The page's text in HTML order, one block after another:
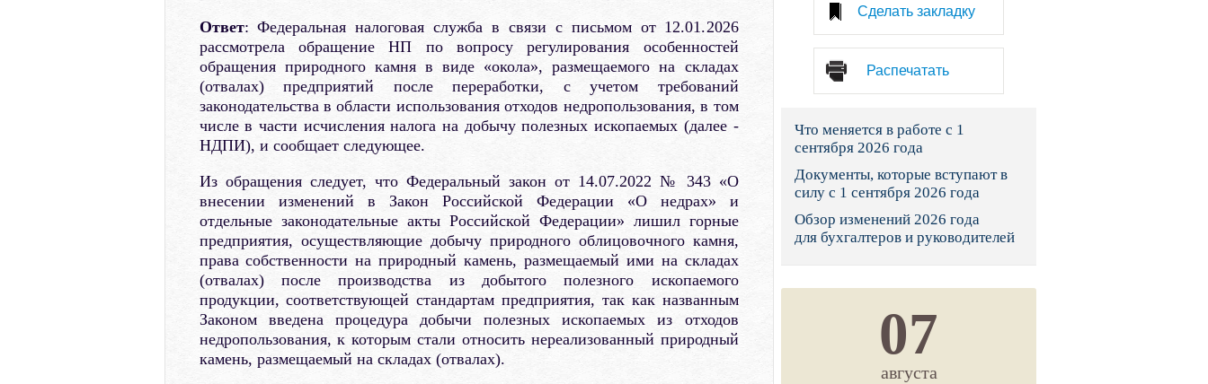
Роструд
Социальный фонд России
Суд общей юрисдикции
Федеральная налоговая служба
Фонд социального страхования
Остальные ведомства
Ответ: Федеральная налоговая служба в связи с письмом от 12.01.2026
рассмотрела обращение НП по вопросу регулирования особенностей
обращения природного камня в виде «окола», размещаемого на складах
(отвалах) предприятий после переработки, с учетом требований
законодательства в области использования отходов недропользования, в том
числе в части исчисления налога на добычу полезных ископаемых (далее -
НДПИ), и сообщает следующее.
Из обращения следует, что Федеральный закон от 14.07.2022 № 343 «О
внесении изменений в Закон Российской Федерации «О недрах» и
отдельные законодательные акты Российской Федерации» лишил горные
предприятия, осуществляющие добычу природного облицовочного камня,
права собственности на природный камень, размещаемый ими на складах
(отвалах) после производства из добытого полезного ископаемого
продукции, соответствующей стандартам предприятия, так как названным
Законом введена процедура добычи полезных ископаемых из отходов
недропользования, к которым стали относить нереализованный природный
камень, размещаемый на складах (отвалах).
Сделать закладку
Распечатать
Что меняется в работе с 1
сентября 2026 года
Документы, которые вступают в
силу с 1 сентября 2026 года
Обзор изменений 2026 года
для бухгалтеров и руководителей
07
августа